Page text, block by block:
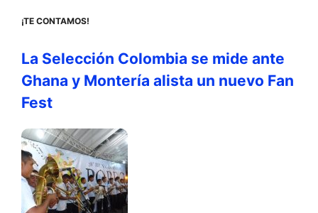
¡TE CONTAMOS!
La Selección Colombia se mide ante
Ghana y Montería alista un nuevo Fan
Fest